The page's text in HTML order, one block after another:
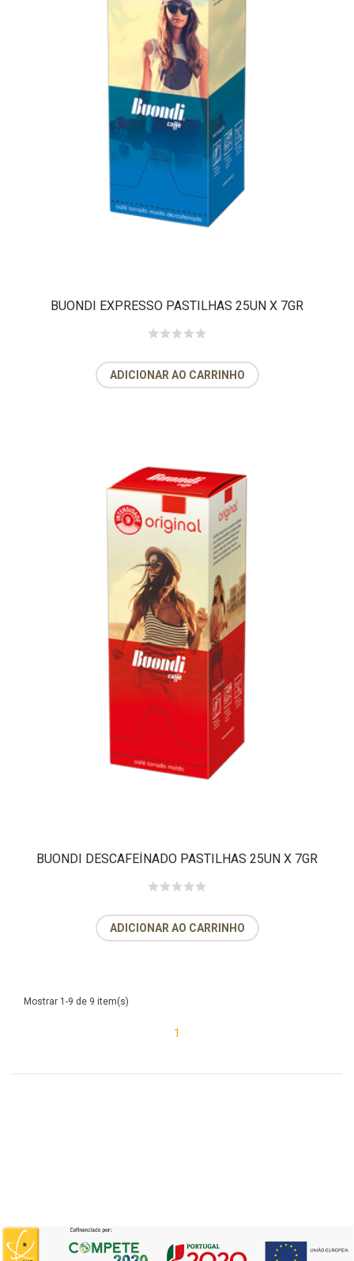
BUONDI EXPRESSO PASTILHAS 25UN X 7GR
ADICIONAR AO CARRINHO
BUONDI DESCAFEÍNADO PASTILHAS 25UN X 7GR
ADICIONAR AO CARRINHO
Mostrar 1-9 de 9 item(s)
1